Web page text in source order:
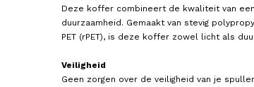
Deze koffer combineert de kwaliteit van
duurzaamheid. Gemaakt van stevig
PET (rPET), is deze koffer zowel licht als
Veiligheid
Geen zorgen over de veiligheid van je
Koffer / Trolley / Reiskoffer 77
cm (Large) Air Base
Koffer /
cm